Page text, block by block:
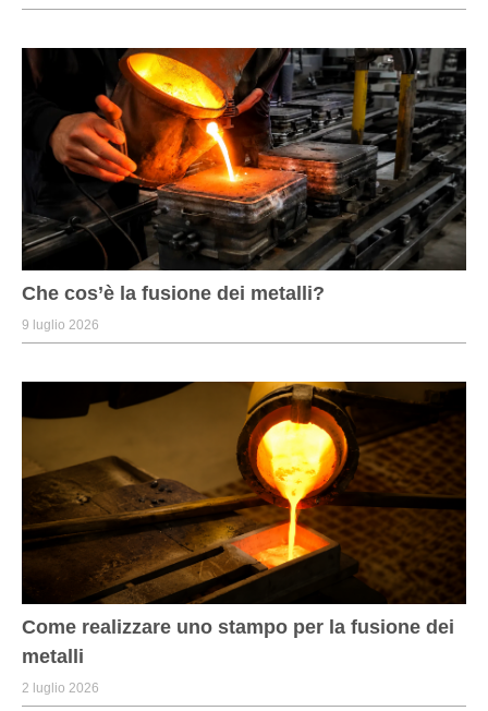
Che cos’è la fusione dei metalli?
9 luglio 2026
Come realizzare uno stampo per la fusione dei
metalli
2 luglio 2026